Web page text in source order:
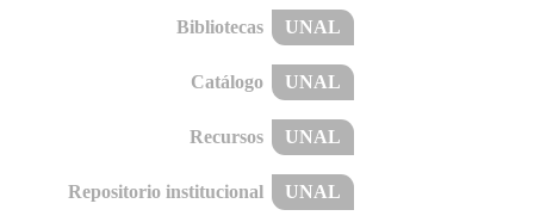
Bibliotecas UNAL
Catálogo UNAL
Recursos UNAL
Repositorio institucional UNAL